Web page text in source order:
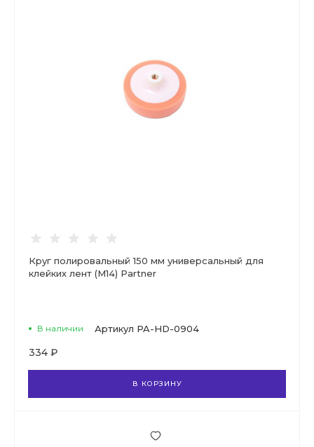
Круг полировальный 150 мм универсальный для
клейких лент (М14) Partner
В наличии Артикул PA-HD-0904
334 ₽
В КОРЗИНУ